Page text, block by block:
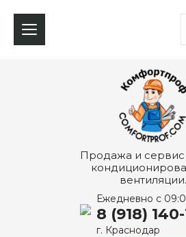
Продажа и сервис
вентиляции.
Ежедневно с
8 (918)
г. Краснодар